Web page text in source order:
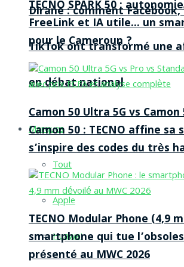
Dirane : comment
TikTok ont transformé une
en débat national
Marques
Tout
Apple
Huawei
TECNO SPARK 50 :
FreeLink et IA utile… un
pour le Cameroun ?
Camon 50 Ultra 5G vs Camon
Camon 50 : TECNO affine
s’inspire des codes du très
TECNO Modular Phone (4,9
smartphone qui tue
présenté au MWC 2026